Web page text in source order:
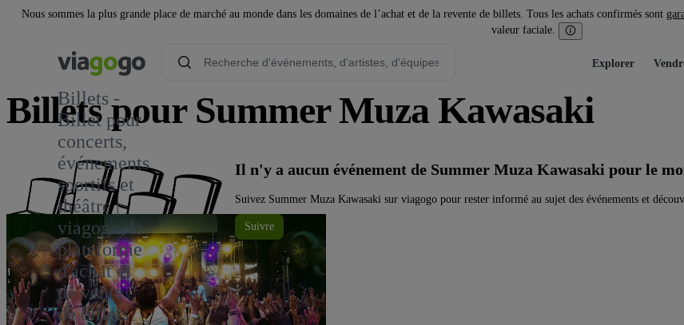
Nous sommes la plus grande place de marché au monde dans les domaines de l’achat et de la revente de billets. Tous les achats confirmés sont
valeur faciale.
Billets -
Billet pour
concerts,
événements
sportifs et
théâtre |
viagogo, la
plateforme
d'achat et
de vente
de billets
Explorer
Billets pour Summer Muza Kawasaki
Il n'y a aucun événement de Summer Muza Kawasaki pour le
Suivez Summer Muza Kawasaki sur viagogo pour rester informé au sujet des événements et
Suivre